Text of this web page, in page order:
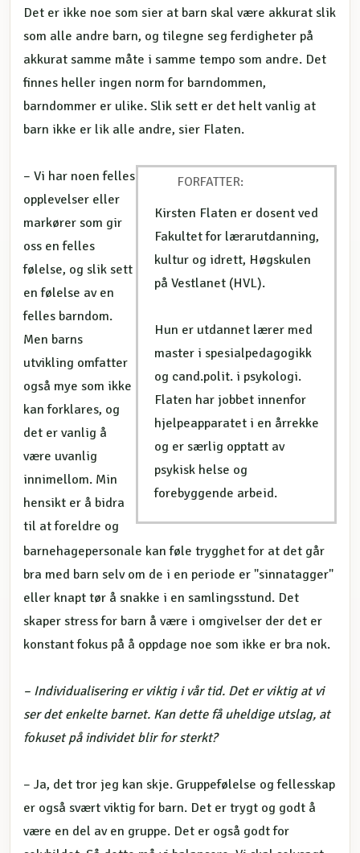
Det er ikke noe som sier at barn skal være akkurat slik
som alle andre barn, og tilegne seg ferdigheter på
akkurat samme måte i samme tempo som andre. Det
finnes heller ingen norm for barndommen,
barndommer er ulike. Slik sett er det helt vanlig at
barn ikke er lik alle andre, sier Flaten.
FORFATTER:
Kirsten Flaten er dosent ved
Fakultet for lærarutdanning,
kultur og idrett, Høgskulen
på Vestlanet (HVL).
Hun er utdannet lærer med
master i spesialpedagogikk
og cand.polit. i psykologi.
Flaten har jobbet innenfor
hjelpeapparatet i en årrekke
og er særlig opptatt av
psykisk helse og
forebyggende arbeid.
– Vi har noen felles
opplevelser eller
markører som gir
oss en felles
følelse, og slik sett
en følelse av en
felles barndom.
Men barns
utvikling omfatter
også mye som ikke
kan forklares, og
det er vanlig å
være uvanlig
innimellom. Min
hensikt er å bidra
til at foreldre og
barnehagepersonale kan føle trygghet for at det går
bra med barn selv om de i en periode er "sinnatagger"
eller knapt tør å snakke i en samlingsstund. Det
skaper stress for barn å være i omgivelser der det er
konstant fokus på å oppdage noe som ikke er bra nok.
– Individualisering er viktig i vår tid. Det er viktig at vi
ser det enkelte barnet. Kan dette få uheldige utslag, at
fokuset på individet blir for sterkt?
– Ja, det tror jeg kan skje. Gruppefølelse og fellesskap
er også svært viktig for barn. Det er trygt og godt å
være en del av en gruppe. Det er også godt for